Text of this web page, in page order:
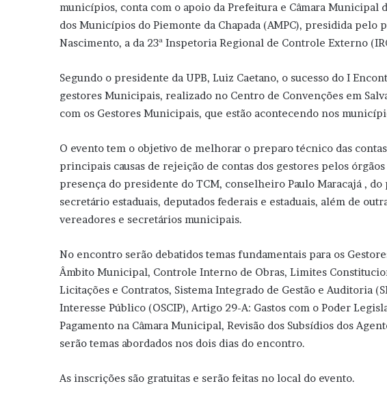
municípios, conta com o apoio da Prefeitura e Câmara Municipal
dos Municípios do Piemonte da Chapada (AMPC), presidida pelo
Nascimento, a da 23ª Inspetoria Regional de Controle Externo
Segundo o presidente da UPB, Luiz Caetano, o sucesso do I
gestores Municipais, realizado no Centro de Convenções em
com os Gestores Municipais, que estão acontecendo nos
O evento tem o objetivo de melhorar o preparo técnico das
principais causas de rejeição de contas dos gestores pelos
presença do presidente do TCM, conselheiro Paulo Maracajá , do
secretário estaduais, deputados federais e estaduais, além de
vereadores e secretários municipais.
No encontro serão debatidos temas fundamentais para os
Âmbito Municipal, Controle Interno de Obras, Limites
Licitações e Contratos, Sistema Integrado de Gestão e Auditoria
Interesse Público (OSCIP), Artigo 29-A: Gastos com o Poder
Pagamento na Câmara Municipal, Revisão dos Subsídios dos
serão temas abordados nos dois dias do encontro.
As inscrições são gratuitas e serão feitas no local do evento.